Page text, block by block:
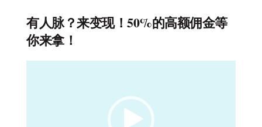
有人脉？来变现！50%的高额佣金等
你来拿！